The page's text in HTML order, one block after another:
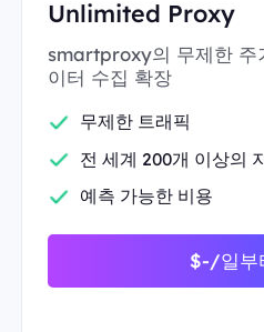
Unlimited Proxy
smartproxy의 무제한 주
이터 수집 확장
무제한 트래픽
전 세계 200개 이상의
예측 가능한 비용
$-/일부